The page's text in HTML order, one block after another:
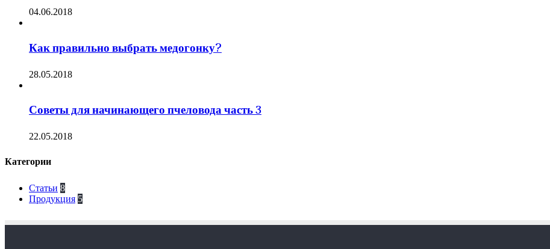
04.06.2018
Как правильно выбрать медогонку?
28.05.2018
Советы для начинающего пчеловода часть 3
22.05.2018
Категории
Статьи 8
Продукция 5